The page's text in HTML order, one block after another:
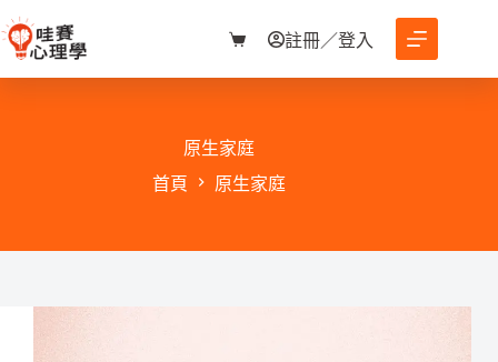
至
購
物
註冊／登入
原生家庭
首頁
原生家庭